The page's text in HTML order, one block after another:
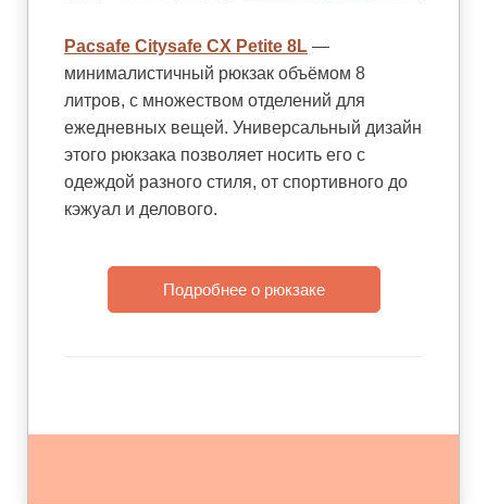
Pacsafe Citysafe CX Petite 8L —
минималистичный рюкзак объёмом 8
литров, с множеством отделений для
ежедневных вещей. Универсальный дизайн
этого рюкзака позволяет носить его с
одеждой разного стиля, от спортивного до
кэжуал и делового.
Подробнее о рюкзаке